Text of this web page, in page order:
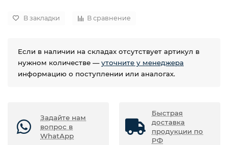
В закладки В сравнение
Если в наличии на складах отсутствует артикул в
нужном количестве —уточните у менеджера
информацию о поступлении или аналогах.
Задайте нам
вопрос в
WhatApp
Быстрая
доставка
продукции по
РФ